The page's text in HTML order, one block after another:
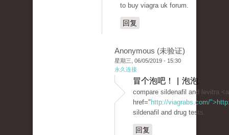
to buy viagra uk forum.
回复
Anonymous (未验证)
星期三, 06/05/2019 - 15:30
永久连接
冒个泡吧！ | 泡泡
compare sildenafil and levitra <a
href=" http://viagrabs.com/
sildenafil and drug tests.
回复